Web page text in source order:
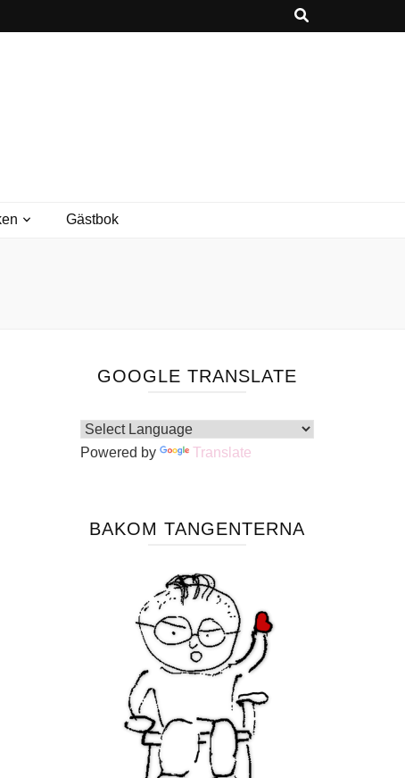
Gästbok
GOOGLE TRANSLATE
Powered by Translate
BAKOM TANGENTERNA